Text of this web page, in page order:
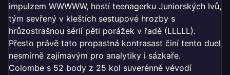
impulzem WWWWW, hostí teenagerku Juniorských lvů,
tým sevřený v kleštích sestupové hrozby s
hrůzostrašnou sérií pěti porážek v řadě (LLLLL).
Přesto právě tato propastná kontrasast činí tento duel
nesmírně zajímavým pro analytiky i sázkaře.
Colombe s 52 body z 25 kol suverénně vévodí